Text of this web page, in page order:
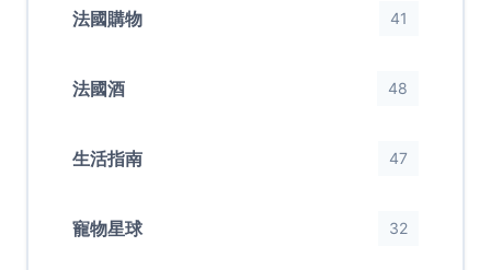
法國購物 41
法國酒 48
生活指南 47
寵物星球 32